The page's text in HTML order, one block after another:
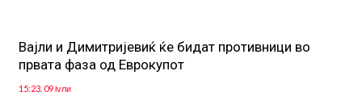
Вајли и Димитријевиќ ќе бидат противници во
првата фаза од Еврокупот
15:23, 09 јули